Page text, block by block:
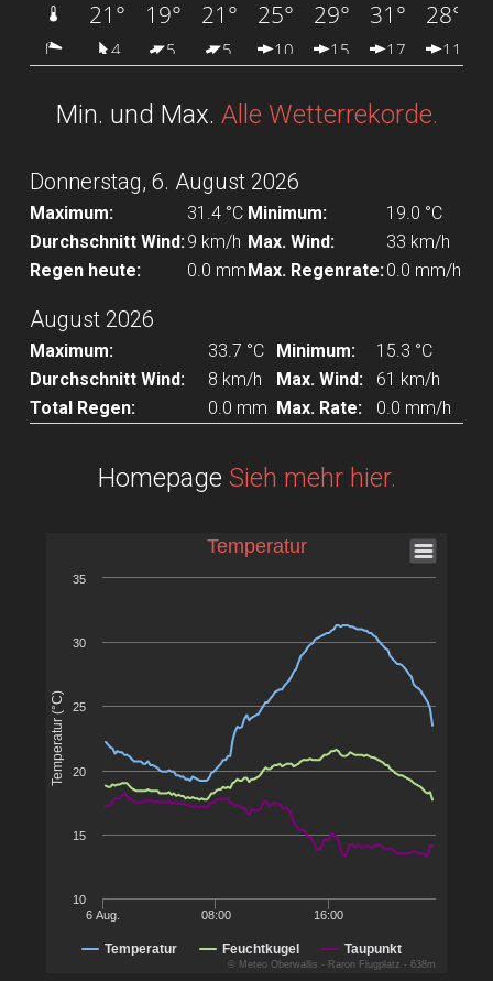
Min. und Max. Alle Wetterrekorde.
Donnerstag, 6. August 2026
Maximum: 31.4 °C Minimum:
19.0 °C
Durchschnitt Wind:9 km/h Max. Wind:
33 km/h
Regen heute:
0.0 mmMax. Regenrate:0.0 mm/h
August 2026
Maximum: 33.7 °C Minimum:
15.3 °C
Durchschnitt Wind:
8 km/h Max. Wind:
61 km/h
Total Regen:
0.0 mm Max. Rate: 0.0 mm/h
Homepage Sieh mehr hier.
Temperatur (°C)
Temperatur Feuchtkugel Taupunkt
6 Aug. 08:00 16:00
10
15
20
25
30
35
© Meteo Oberwallis - Raron Flugplatz - 638m
Temperatur